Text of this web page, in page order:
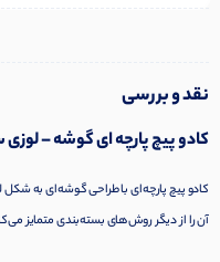
نقد و بررسی
کادو پیچ پارچه ای گوشه – لوزی
کادو پیچ پارچه‌ای با طراحی گوشه‌ای به
آن را از دیگر روش‌های بسته‌بندی متمایز